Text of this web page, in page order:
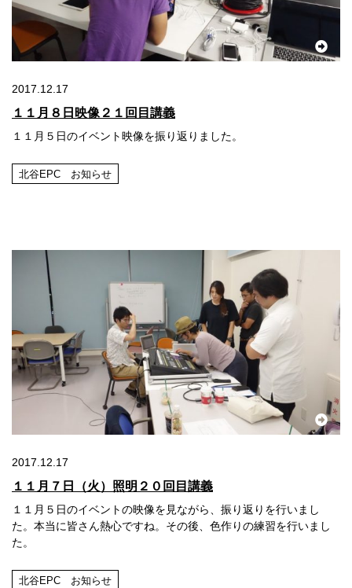
2017.12.17
１１月８日映像２１回目講義
１１月５日のイベント映像を振り返りました。
北谷EPC お知らせ
2017.12.17
１１月７日（火）照明２０回目講義
１１月５日のイベントの映像を見ながら、振り返りを行いまし
た。本当に皆さん熱心ですね。その後、色作りの練習を行いまし
た。
北谷EPC お知らせ